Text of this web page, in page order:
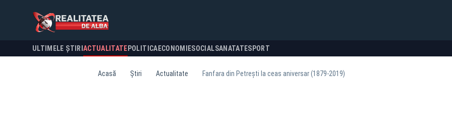
ULTIMELE ȘTIRI ACTUALITATE POLITICA ECONOMIESOCIALSANATATESPORT
Acasă Știri Actualitate Fanfara din Petreşti la ceas aniversar (1879-2019)